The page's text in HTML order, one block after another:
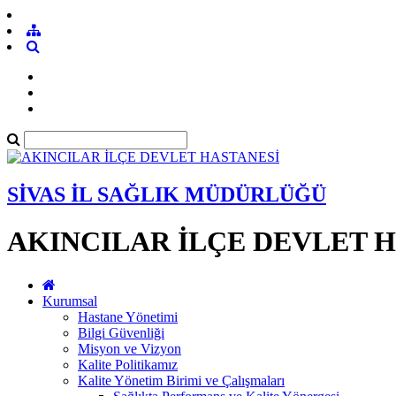
SİVAS İL SAĞLIK MÜDÜRLÜĞÜ
AKINCILAR İLÇE DEVLET
Kurumsal
Hastane Yönetimi
Bilgi Güvenliği
Misyon ve Vizyon
Kalite Politikamız
Kalite Yönetim Birimi ve Çalışmaları